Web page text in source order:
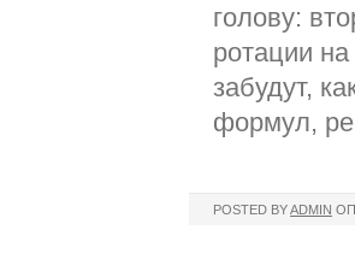
голову:
ротации
забудут,
формул,
POSTED BYADMIN